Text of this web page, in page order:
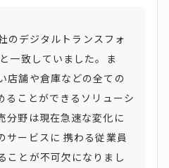
のデジタルトランスフォ
一致していました。ま
店舗や倉庫などの全ての
ることができるソリューシ
分野は現在急速な変化に
サービスに 携わる従業員
ことが不可欠になりまし